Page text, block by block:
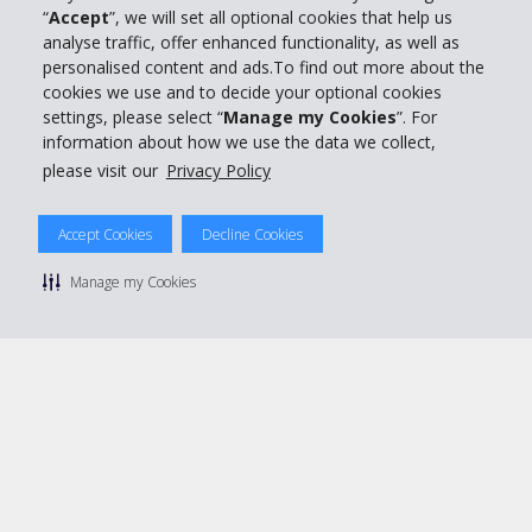
“Accept”, we will set all optional cookies that help us
analyse traffic, offer enhanced functionality, as well as
personalised content and ads.To find out more about the
cookies we use and to decide your optional cookies
settings, please select “Manage my Cookies”. For
information about how we use the data we collect,
please visit our Privacy Policy
Accept Cookies Decline Cookies
Manage my Cookies
Support client
Réserver avec Hertz
Politique de confidentialité
Conditions de location
Gérer mes cookies